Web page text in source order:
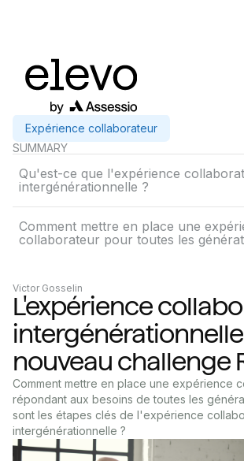
Expérience collaborateur
SUMMARY
Qu'est-ce que l'expérience
intergénérationnelle ?
Comment mettre en place une
collaborateur pour toutes les
Victor Gosselin
L'expérience
nouveau challenge
Comment mettre en place une expérience
répondant aux besoins de toutes les
sont les étapes clés de l'expérience
intergénérationnelle ?